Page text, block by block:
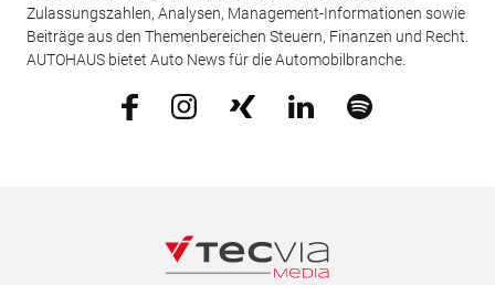
Zulassungszahlen, Analysen, Management-Informationen sowie
Beiträge aus den Themenbereichen Steuern, Finanzen und Recht.
AUTOHAUS bietet Auto News für die Automobilbranche.